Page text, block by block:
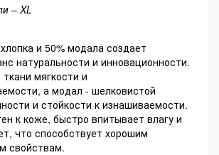
– XL
и 50% модала создает
натуральности и инновационности.
мягкости и
а модал - шелковистой
и стойкости к изнашиваемости.
к коже, быстро впитывает влагу и
что способствует хорошим
свойствам.